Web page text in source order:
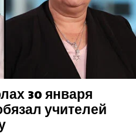
30 января
учителей